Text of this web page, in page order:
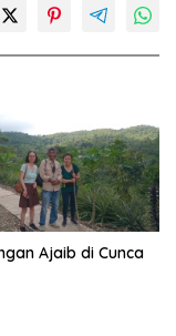
Ajaib di Cunca